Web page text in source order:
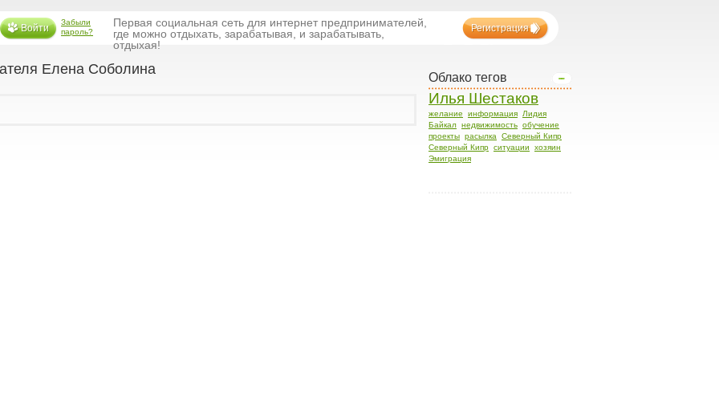
Войти
Забыли
пароль?
Первая социальная сеть для интернет предпринимателей,
где можно отдыхать, зарабатывая, и зарабатывать,
отдыхая!
Регистрация
Облако тегов
Илья Шестаков
желание информация
Лидия
Байкал недвижимость обучение
проекты расылка
Северный Кипр
Северный Кипр ситуации
хозяин
Эмиграция
Елена Соболина